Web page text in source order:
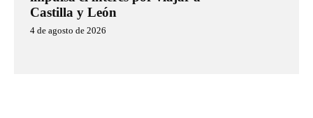
Castilla y León
4 de agosto de 2026